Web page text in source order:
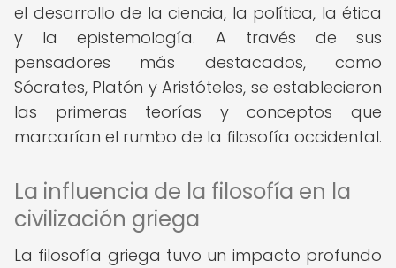
el desarrollo de la ciencia, la política, la ética
y la epistemología. A través de sus
pensadores más destacados, como
Sócrates, Platón y Aristóteles, se establecieron
las primeras teorías y conceptos que
marcarían el rumbo de la filosofía occidental.
La influencia de la filosofía en la
civilización griega
La filosofía griega tuvo un impacto profundo